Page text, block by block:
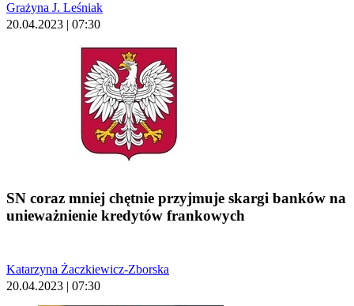
Grażyna J. Leśniak
20.04.2023 | 07:30
SN coraz mniej chętnie przyjmuje skargi banków na
unieważnienie kredytów frankowych
Katarzyna Żaczkiewicz-Zborska
20.04.2023 | 07:30